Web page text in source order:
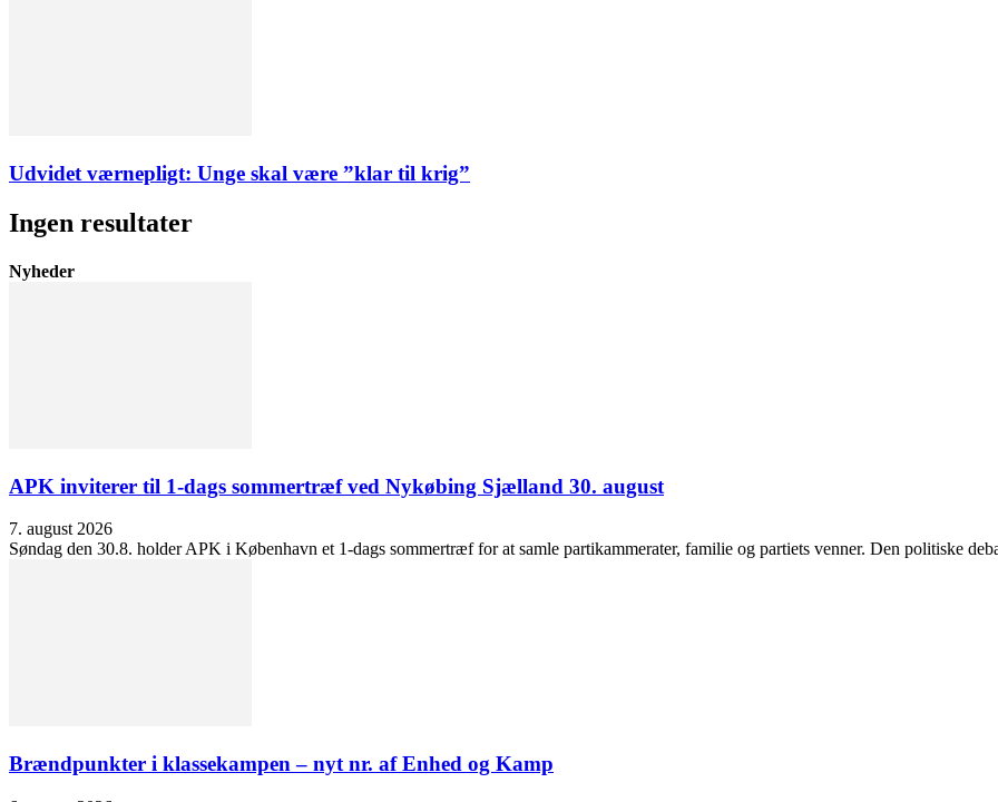
Udvidet værnepligt: Unge skal være ”klar til krig”
Ingen resultater
Nyheder
APK inviterer til 1-dags sommertræf ved Nykøbing Sjælland 30. august
7. august 2026
Søndag den 30.8. holder APK i København et 1-dags sommertræf for at samle partikammerater, familie og partiets venner. Den politiske
Brændpunkter i klassekampen – nyt nr. af Enhed og Kamp